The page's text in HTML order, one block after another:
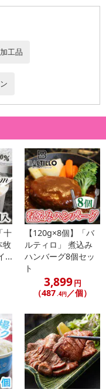
ス肉、食塩、種類(ブド
、(一部に豚肉を含む)
剤(ビタミンC)、発色剤
等】 、酸化防止剤(ビタ
一部に豚肉を含む)【あ
糖類（ブドウ糖、乾燥
料（アミノ酸等）、酸化
硝酸ナトリウム）、
、ブドウ糖、/リン酸塩ナ
止剤（ビタミンC）、香
ドレッシング】野菜（人
カ産）、にんにく（国
製造）、醤油（大豆・小
アミノ酸）
数などにより異なります
ん。
工品
十
牧
...
【120g×8個】「バ
ルティロ」 煮込み
ハンバーグ8個セッ
ト
3,899円
（487.4円 ／個）